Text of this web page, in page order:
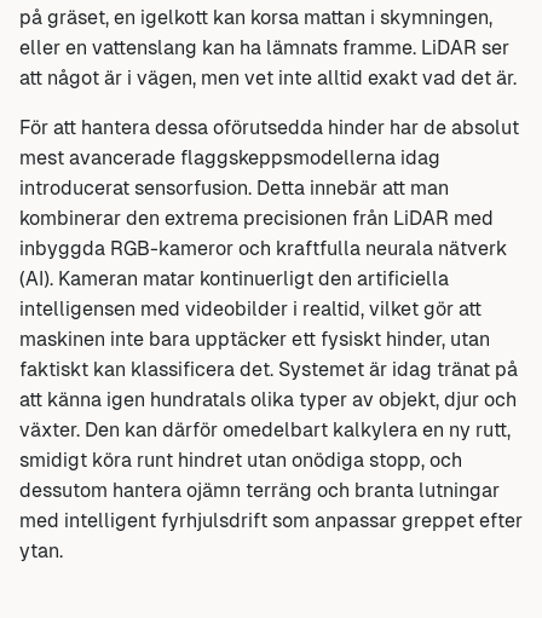
på gräset, en igelkott kan korsa mattan i skymningen,
eller en vattenslang kan ha lämnats framme. LiDAR ser
att något är i vägen, men vet inte alltid exakt vad det är.
För att hantera dessa oförutsedda hinder har de absolut
mest avancerade flaggskeppsmodellerna idag
introducerat sensorfusion. Detta innebär att man
kombinerar den extrema precisionen från LiDAR med
inbyggda RGB-kameror och kraftfulla neurala nätverk
(AI). Kameran matar kontinuerligt den artificiella
intelligensen med videobilder i realtid, vilket gör att
maskinen inte bara upptäcker ett fysiskt hinder, utan
faktiskt kan klassificera det. Systemet är idag tränat på
att känna igen hundratals olika typer av objekt, djur och
växter. Den kan därför omedelbart kalkylera en ny rutt,
smidigt köra runt hindret utan onödiga stopp, och
dessutom hantera ojämn terräng och branta lutningar
med intelligent fyrhjulsdrift som anpassar greppet efter
ytan.